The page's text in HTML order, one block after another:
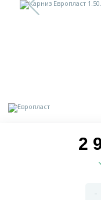
2
-
Доставка